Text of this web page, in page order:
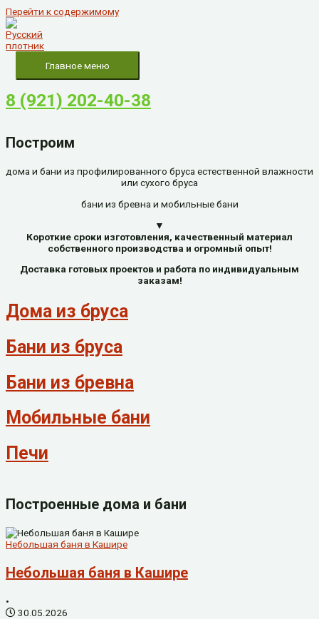
Перейти к содержимому
Главное меню
8 (921) 202-40-38
Построим
дома и бани из профилированного бруса естественной влажности
или сухого бруса
бани из бревна и мобильные бани
▼
Короткие сроки изготовления, качественный материал
собственного производства и огромный опыт!
Доставка готовых проектов и работа по индивидуальным
заказам!
Дома из бруса
Бани из бруса
Бани из бревна
Мобильные бани
Печи
Построенные дома и бани
Небольшая баня в Кашире
Небольшая баня в Кашире
•
30.05.2026